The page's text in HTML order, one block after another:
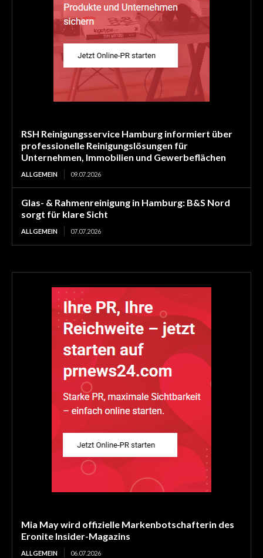
RSH Reinigungsservice Hamburg informiert über
professionelle Reinigungslösungen für
Unternehmen, Immobilien und Gewerbeflächen
ALLGEMEIN 09.07.2026
Glas- & Rahmenreinigung in Hamburg: B&S Nord
sorgt für klare Sicht
ALLGEMEIN 07.07.2026
Mia May wird offizielle Markenbotschafterin des
Eronite Insider-Magazins
ALLGEMEIN 06.07.2026